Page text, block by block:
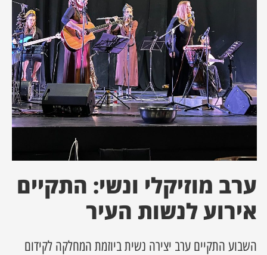
מסע מלחמה
השבוע
מקומית
עסקים
ערב מוזיקלי ונשי: התקיים
אירוע לנשות העיר
השבוע התקיים ערב יצירה נשית ביוזמת המחלקה לקידום